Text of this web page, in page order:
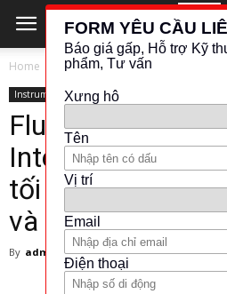
Home Instrument
Instrument
Fluid
International
tối ưu cho phòng
và tự động hóa
By admin - 21 April 2025